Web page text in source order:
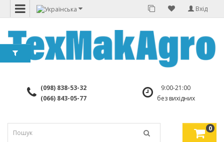
Вхід
(098) 838-53-32
(066) 843-05-77
9:00-21:00
без вихідних
0